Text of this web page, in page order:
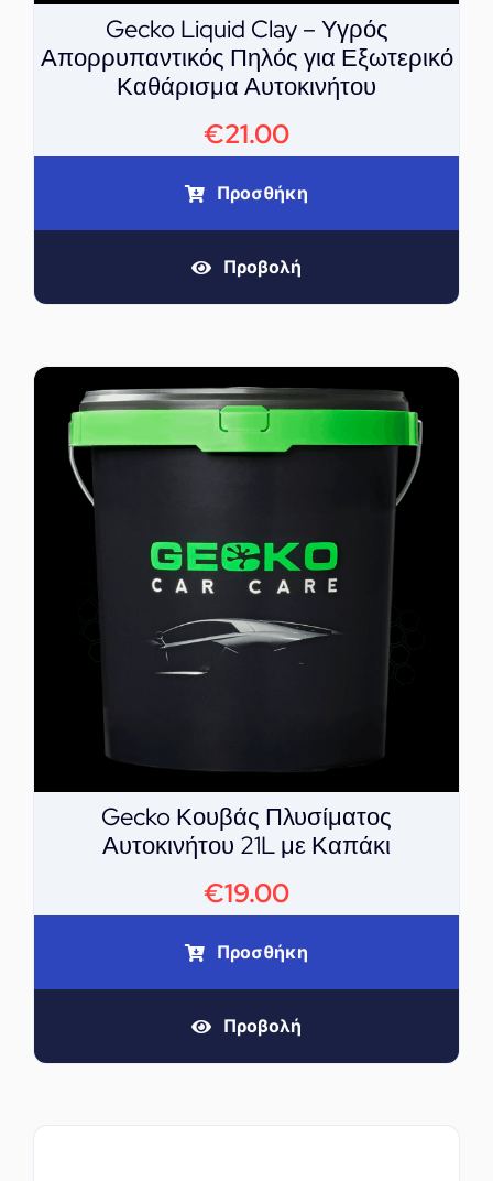
Gecko Liquid Clay – Υγρός
Απορρυπαντικός Πηλός για Εξωτερικό
Καθάρισμα Αυτοκινήτου
€21.00
Προσθήκη
Προβολή
Gecko Κουβάς Πλυσίματος
Αυτοκινήτου 21L με Καπάκι
€19.00
Προσθήκη
Προβολή